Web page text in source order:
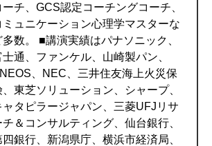
ーチ、GCS認定コーチングコーチ、
ミュニケーション心理学マスターな
多数。 ■講演実績はパナソニック、
士通、ファンケル、山崎製パン、
、NEC、三井住友海上火災保
、東芝ソリューション、シャープ、
ャタピラージャパン、三菱UFJリサ
チ＆コンサルティング、仙台銀行、
四銀行、新潟県庁、横浜市経済局、